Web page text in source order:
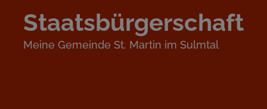
Staatsbürgerschaft
Meine Gemeinde St. Martin im Sulmtal